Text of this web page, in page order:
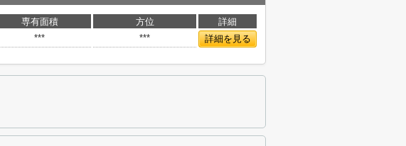
専有面積 方位
詳細
*** *** 詳細を見る